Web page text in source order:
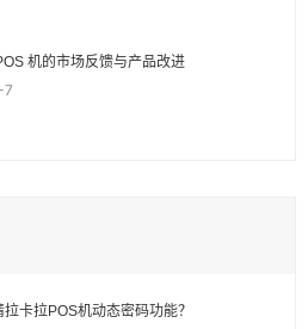
机的市场反馈与产品改进
7
卡拉POS机动态密码功能？